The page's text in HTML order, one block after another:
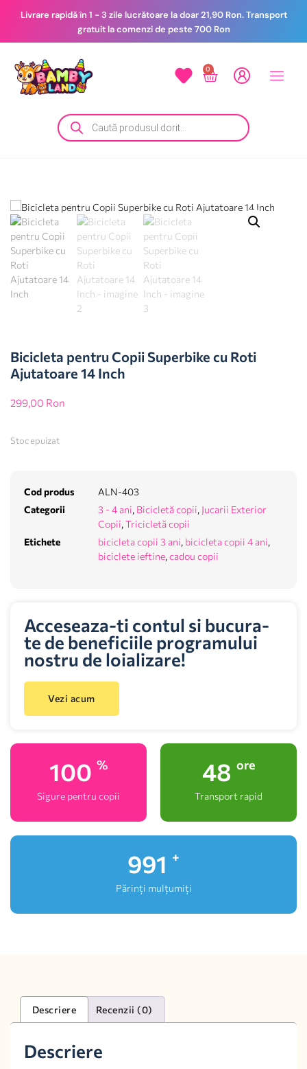
Livrare rapidă în 1 - 3 zile lucrătoare la doar 21,90 Ron. Transport
gratuit la comenzi de peste 700 Ron
0
Bicicleta pentru Copii Superbike cu Roti
Ajutatoare 14 Inch
299,00 Ron
Stoc epuizat
Cod produs
ALN-403
Categorii
3 - 4 ani, Bicicletă copii, Jucarii Exterior
Copii, Tricicletă copii
Etichete
bicicleta copii 3 ani, bicicleta copii 4 ani,
biciclete ieftine, cadou copii
Acceseaza-ti contul si bucura-
te de beneficiile programului
nostru de loializare!
Vezi acum
100 %
Sigure pentru copii
48 ore
Transport rapid
1,000
Părinți mulțumiți
Descriere Recenzii (0)
Descriere